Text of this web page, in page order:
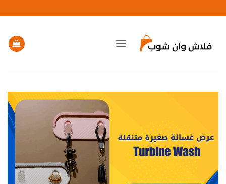
للمحتوى